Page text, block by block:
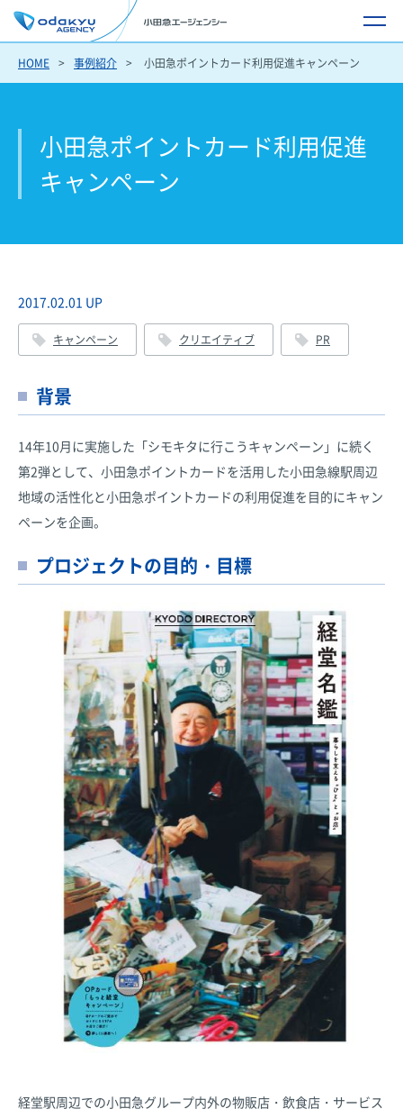
HOME 事例紹介 小田急ポイントカード利用促進キャンペーン
小田急ポイントカード利用促進
キャンペーン
2017.02.01 UP
キャンペーン クリエイティブ PR
背景
14年10月に実施した「シモキタに行こうキャンペーン」に続く
第2弾として、小田急ポイントカードを活用した小田急線駅周辺
地域の活性化と小田急ポイントカードの利用促進を目的にキャン
ペーンを企画。
プロジェクトの目的・目標
経堂駅周辺での小田急グループ内外の物販店・飲食店・サービス